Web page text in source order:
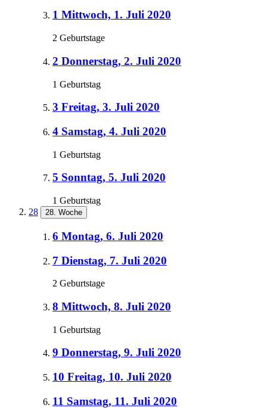
1 Mittwoch, 1. Juli 2020
2 Geburtstage
2 Donnerstag, 2. Juli 2020
1 Geburtstag
3 Freitag, 3. Juli 2020
4 Samstag, 4. Juli 2020
1 Geburtstag
5 Sonntag, 5. Juli 2020
1 Geburtstag
28
28. Woche
6 Montag, 6. Juli 2020
7 Dienstag, 7. Juli 2020
2 Geburtstage
8 Mittwoch, 8. Juli 2020
1 Geburtstag
9 Donnerstag, 9. Juli 2020
10 Freitag, 10. Juli 2020
11 Samstag, 11. Juli 2020